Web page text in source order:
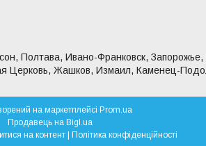
Полтава, Ивано-Франковск,
Церковь, Жашков, Измаил, Каменец-
на маркетплейсі Prom.ua
Продавець на Bigl.ua
на контент Політика конфіденційності